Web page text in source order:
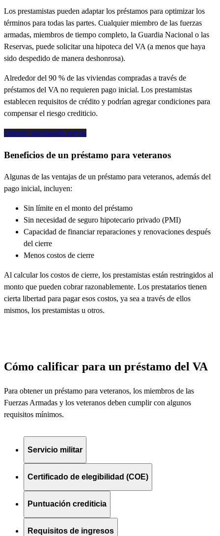
Los prestamistas pueden adaptar los préstamos para optimizar los
términos para todas las partes. Cualquier miembro de las fuerzas
armadas, miembros de tiempo completo, la Guardia Nacional o las
Reservas, puede solicitar una hipoteca del VA (a menos que haya
sido despedido de manera deshonrosa).
Alrededor del 90 % de las viviendas compradas a través de
préstamos del VA no requieren pago inicial. Los prestamistas
establecen requisitos de crédito y podrían agregar condiciones para
compensar el riesgo crediticio.
Obtener aprobación previa
Beneficios de un préstamo para veteranos
Algunas de las ventajas de un préstamo para veteranos, además del
pago inicial, incluyen:
Sin límite en el monto del préstamo
Sin necesidad de seguro hipotecario privado (PMI)
Capacidad de financiar reparaciones y renovaciones después
del cierre
Menos costos de cierre
Al calcular los costos de cierre, los prestamistas están restringidos al
monto que pueden cobrar razonablemente. Los prestatarios tienen
cierta libertad para pagar esos costos, ya sea a través de ellos
mismos, los prestamistas u otros.
Cómo calificar para un préstamo del VA
Para obtener un préstamo para veteranos, los miembros de las
Fuerzas Armadas y los veteranos deben cumplir con algunos
requisitos mínimos.
Servicio militar
Certificado de elegibilidad (COE)
Puntuación crediticia
Requisitos de ingresos